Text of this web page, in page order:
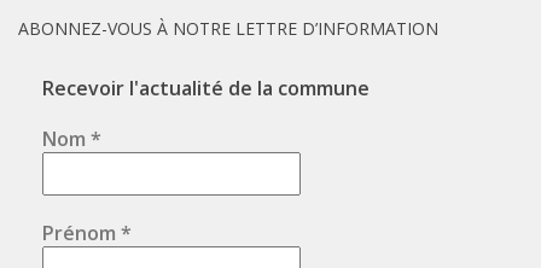
ABONNEZ-VOUS À NOTRE LETTRE D’INFORMATION
Recevoir l'actualité de la commune
Nom *
Prénom *